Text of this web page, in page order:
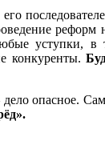
реформ
уступки,
конкуренты.
опасное.